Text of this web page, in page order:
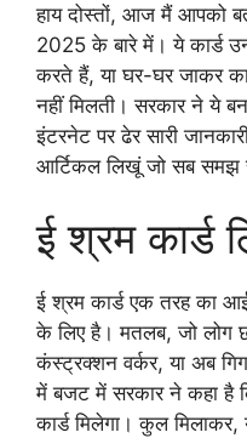
हाय दोस्तों, आज मैं आपको
2025 के बारे में। ये कार्ड
करते हैं, या घर-घर जाकर
नहीं मिलती। सरकार ने ये
इंटरनेट पर ढेर सारी
आर्टिकल लिखूं जो सब
ई श्रम कार्ड
ई श्रम कार्ड एक तरह का
के लिए है। मतलब, जो लोग
कंस्ट्रक्शन वर्कर, या अब
में बजट में सरकार ने कहा है
कार्ड मिलेगा। कुल